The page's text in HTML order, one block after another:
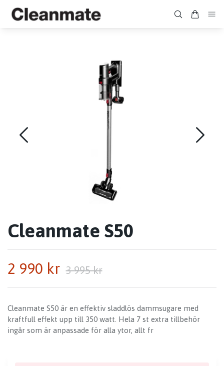
Cleanmate S50
2 990 kr 3 995 kr
Cleanmate S50 är en effektiv sladdlös dammsugare med
kraftfull effekt upp till 350 watt. Hela 7 st extra tillbehör
ingår som är anpassade för alla ytor, allt fr